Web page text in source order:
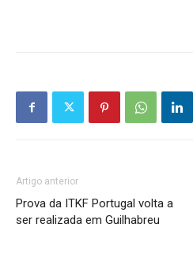
Artigo anterior
Prova da ITKF Portugal volta a
ser realizada em Guilhabreu